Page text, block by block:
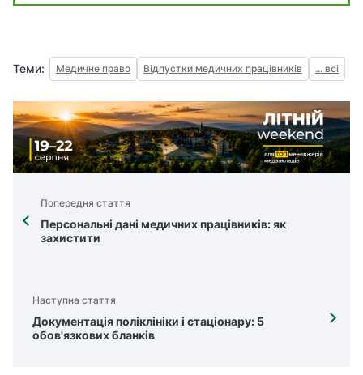
Теми: Медичне право Відпустки медичних працівників ... всі
Попередня стаття
Персональні дані медичних працівників: як
захистити
Наступна стаття
Документація поліклініки і стаціонару: 5
обов'язкових бланків